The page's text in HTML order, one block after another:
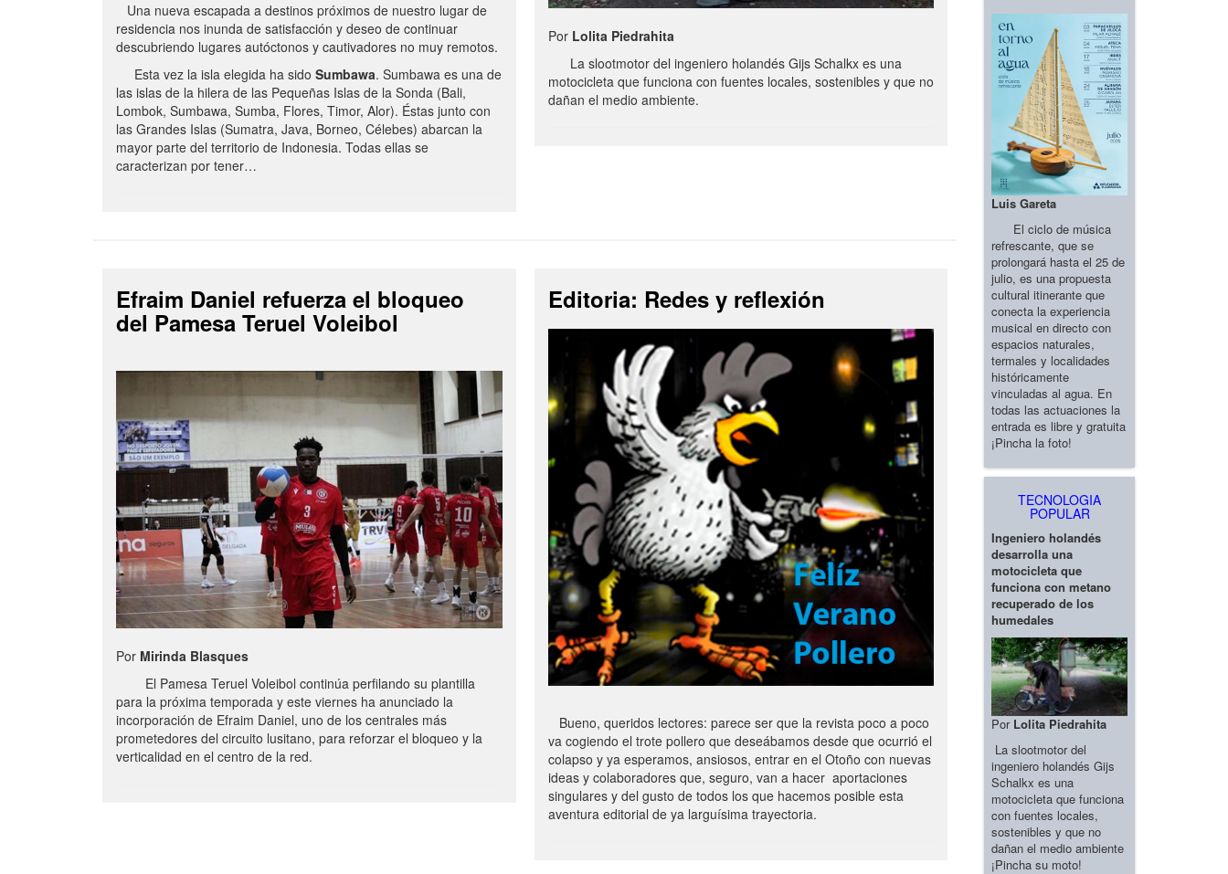
Una nueva escapada a destinos próximos de nuestro lugar de
residencia nos inunda de satisfacción y deseo de continuar
descubriendo lugares autóctonos y cautivadores no muy remotos.
Esta vez la isla elegida ha sido Sumbawa. Sumbawa es una de
las islas de la hilera de las Pequeñas Islas de la Sonda (Bali,
Lombok, Sumbawa, Sumba, Flores, Timor, Alor). Éstas junto con
las Grandes Islas (Sumatra, Java, Borneo, Célebes) abarcan la
mayor parte del territorio de Indonesia. Todas ellas se
caracterizan por tener…
Por Lolita Piedrahita
La slootmotor del ingeniero holandés Gijs Schalkx es una
motocicleta que funciona con fuentes locales, sostenibles y que no
dañan el medio ambiente.
Efraim Daniel refuerza el bloqueo
del Pamesa Teruel Voleibol
Por Mirinda Blasques
El Pamesa Teruel Voleibol continúa perfilando su plantilla
para la próxima temporada y este viernes ha anunciado la
incorporación de Efraim Daniel, uno de los centrales más
prometedores del circuito lusitano, para reforzar el bloqueo y la
verticalidad en el centro de la red.
Editoria: Redes y reflexión
Bueno, queridos lectores: parece ser que la revista poco a poco
va cogiendo el trote pollero que deseábamos desde que ocurrió el
colapso y ya esperamos, ansiosos, entrar en el Otoño con nuevas
ideas y colaboradores que, seguro, van a hacer aportaciones
singulares y del gusto de todos los que hacemos posible esta
aventura editorial de ya larguísima trayectoria.
Luis Gareta
El ciclo de música
refrescante, que se
prolongará hasta el 25 de
julio, es una propuesta
cultural itinerante que
conecta la experiencia
musical en directo con
espacios naturales,
termales y localidades
históricamente
vinculadas al agua. En
todas las actuaciones la
entrada es libre y gratuita
¡Pincha la foto!
TECNOLOGIA
POPULAR
Ingeniero holandés
desarrolla una
motocicleta que
funciona con metano
recuperado de los
humedales
Por Lolita Piedrahita
La slootmotor del
ingeniero holandés Gijs
Schalkx es una
motocicleta que funciona
con fuentes locales,
sostenibles y que no
dañan el medio ambiente
¡Pincha su moto!